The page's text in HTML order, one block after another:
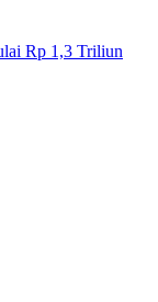
Rp 1,3 Triliun